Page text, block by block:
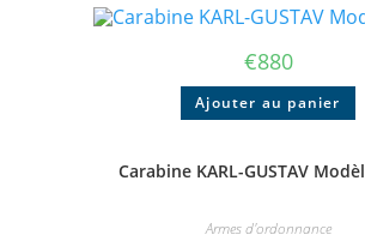
€880
Ajouter au panier
Carabine KARL-GUSTAV
Armes d'ordonnance